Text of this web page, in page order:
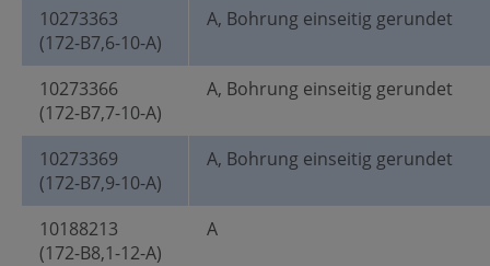
10273363
(172-B7,6-10-A)
A, Bohrung einseitig gerundet
10273366
(172-B7,7-10-A)
A, Bohrung einseitig gerundet
10273369
(172-B7,9-10-A)
A, Bohrung einseitig gerundet
10188213
(172-B8,1-12-A)
A